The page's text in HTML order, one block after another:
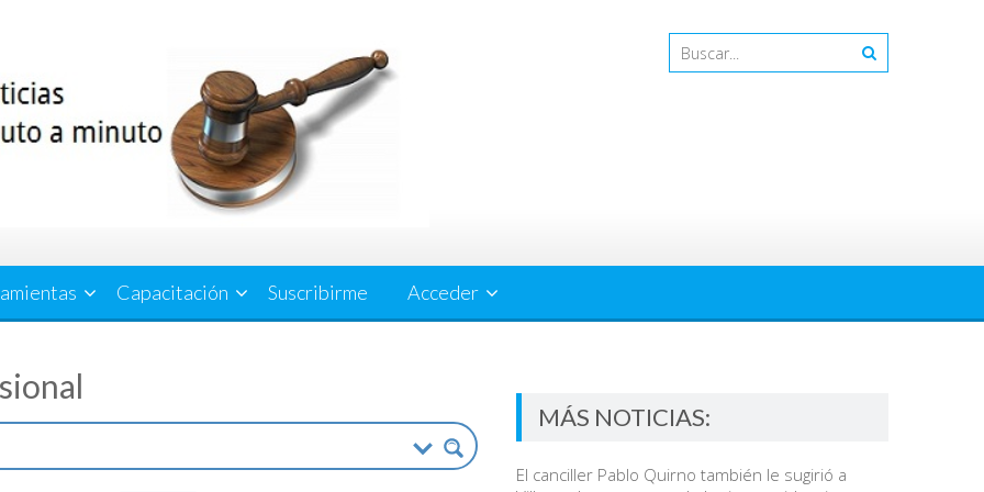
Capacitación Suscribirme Acceder
MÁS NOTICIAS:
El canciller Pablo Quirno también le sugirió a